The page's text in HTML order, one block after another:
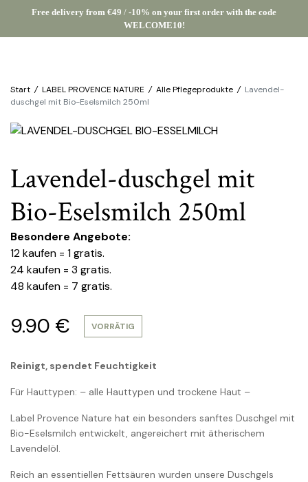
Free delivery from €49 / -10% on your first order with the code
WELCOME10!
Start / LABEL PROVENCE NATURE / Alle Pflegeprodukte / Lavendel-
duschgel mit Bio-Eselsmilch 250ml
Lavendel-duschgel mit
Bio-Eselsmilch 250ml
Besondere Angebote:
12 kaufen = 1 gratis.
24 kaufen = 3 gratis.
48 kaufen = 7 gratis.
9.90 € VORRÄTIG
Reinigt, spendet Feuchtigkeit
Für Hauttypen: – alle Hauttypen und trockene Haut –
Label Provence Nature hat ein besonders sanftes Duschgel mit
Bio-Eselsmilch entwickelt, angereichert mit ätherischem
Lavendelöl.
Reich an essentiellen Fettsäuren wurden unsere Duschgels